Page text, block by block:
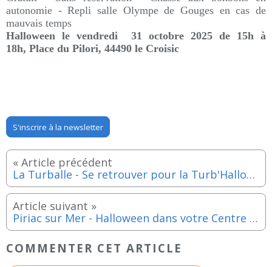
autonomie - Repli salle Olympe de Gouges en cas de
mauvais temps
Halloween le vendredi 31 octobre 2025 de 15h à
18h, Place du Pilori, 44490 le Croisic
S'inscrire à la newsletter
La Turballe - Se retrouver pour la Turb'Halloween - Vendredi 31 octobre 2025
Piriac sur Mer - Halloween dans votre Centre Aquatique - Vendredi 31 octobre 2025
COMMENTER CET ARTICLE